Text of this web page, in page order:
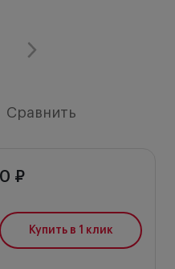
Сравнить
₽
Купить в 1 клик